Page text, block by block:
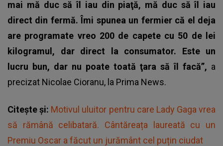
mai mă duc să îl iau din piaţă, mă duc să îl iau
direct din fermă. Îmi spunea un fermier că el deja
are programate vreo 200 de capete cu 50 de lei
kilogramul, dar direct la consumator. Este un
lucru bun, dar nu poate toată ţara să îl facă”, a
precizat Nicolae Cioranu, la Prima News.
Citește și: Motivul uluitor pentru care Lady Gaga vrea
să rămână celibatară. Cântăreața laureată cu un
Premiu Oscar a făcut un jurământ cel puțin ciudat